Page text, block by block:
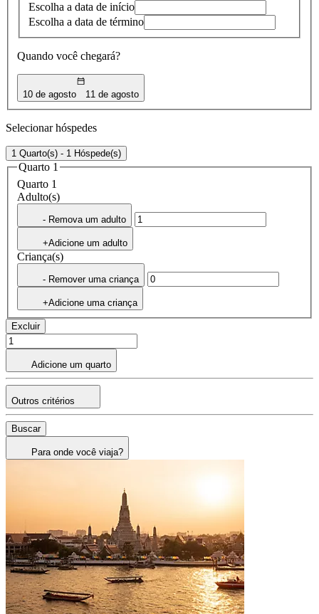
Escolha a data de início
Escolha a data de término
Quando você chegará?
10 de agosto 11 de agosto
Selecionar hóspedes
1 Quarto(s) - 1 Hóspede(s)
Quarto 1
Quarto 1
Adulto(s)
- Remova um adulto
+Adicione um adulto
Criança(s)
- Remover uma criança
+Adicione uma criança
Excluir
Adicione um quarto
Outros critérios
Buscar
Para onde você viaja?